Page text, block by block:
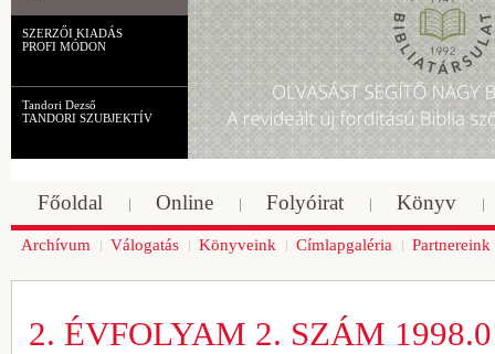
SZERZŐI KIADÁS
PROFI MÓDON
Tandori Dezső
TANDORI SZUBJEKTÍV
Főoldal Online Folyóirat Könyv
Archívum Válogatás Könyveink Címlapgaléria Partnereink
2. ÉVFOLYAM 2. SZÁM